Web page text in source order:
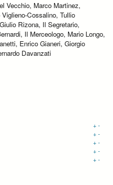
Vecchio, Marco Martinez,
Viglieno-Cossalino, Tullio
Rizona, Il Segretario,
Il Merceologo, Mario Longo,
Enrico Gianeri, Giorgio
Davanzati
+-
+-
+-
+-
+-